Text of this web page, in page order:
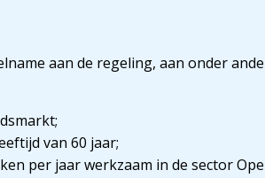
aan de regeling, aan onder
van 60 jaar;
per jaar werkzaam in de sector